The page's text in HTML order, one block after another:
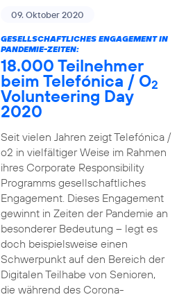
09. Oktober 2020
GESELLSCHAFTLICHES ENGAGEMENT IN
PANDEMIE-ZEITEN:
18.000 Teilnehmer
beim Telefónica / O2
Volunteering Day
2020
Seit vielen Jahren zeigt Telefónica /
o2 in vielfältiger Weise im Rahmen
ihres Corporate Responsibility
Programms gesellschaftliches
Engagement. Dieses Engagement
gewinnt in Zeiten der Pandemie an
besonderer Bedeutung – legt es
doch beispielsweise einen
Schwerpunkt auf den Bereich der
Digitalen Teilhabe von Senioren,
die während des Corona-